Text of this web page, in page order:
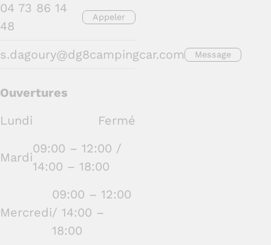
04 73 86 14
48
Appeler
s.dagoury@dg8campingcar.com Message
Ouvertures
Lundi
Fermé
Mardi
09:00 – 12:00 /
14:00 – 18:00
Mercredi
09:00 – 12:00
/ 14:00 –
18:00